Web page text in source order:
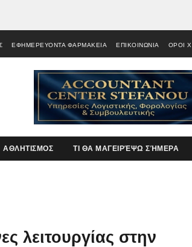
ΕΦΗΜΕΡΕΥΟΝΤΑ ΦΑΡΜΑΚΕΙΑ ΕΠΙΚΟΙΝΩΝΙΑ ΟΡΟΙ
ΑΘΛΗΤΙΣΜΟΣ ΤΙ ΘΑ ΜΑΓΕΙΡΈΨΩ ΣΉΜΕΡΑ
λειτουργίας στην